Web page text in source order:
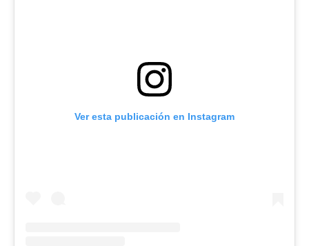
Ver esta publicación en Instagram